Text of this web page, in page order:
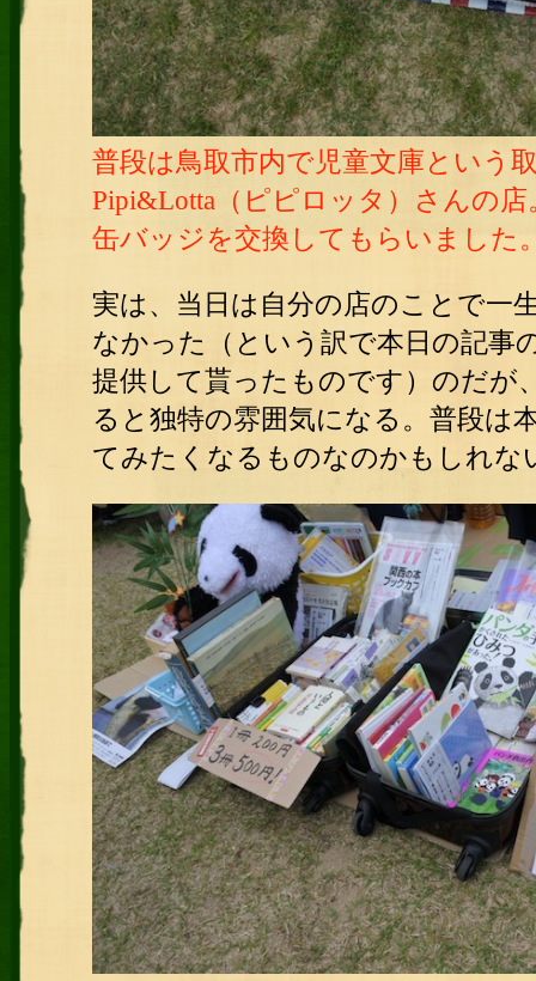
普段は鳥取市内で児童文庫という
Pipi&Lotta（ピピロッタ）さんの店
缶バッジを交換してもらいました
実は、当日は自分の店のことで一
なかった（という訳で本日の記事
提供して貰ったものです）のだが
ると独特の雰囲気になる。普段は
てみたくなるものなのかもしれな